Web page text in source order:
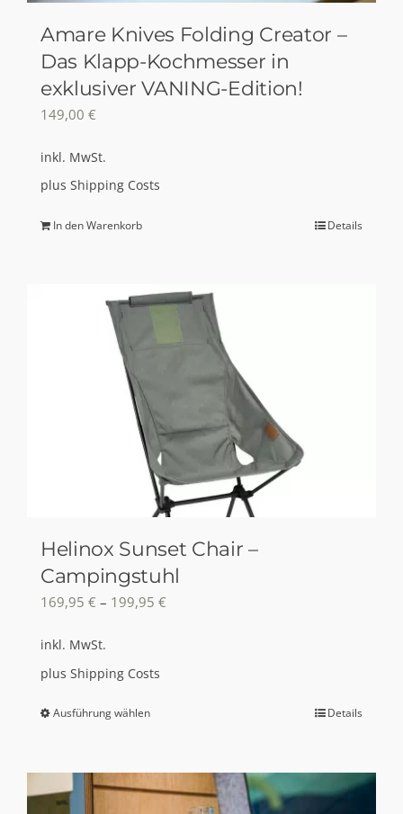
Amare Knives Folding Creator –
Das Klapp-Kochmesser in
exklusiver VANING-Edition!
149,00 €
inkl. MwSt.
plus Shipping Costs
In den Warenkorb Details
Helinox Sunset Chair –
Campingstuhl
169,95 € – 199,95 €
inkl. MwSt.
plus Shipping Costs
Ausführung wählenDieses
mehrere
Details